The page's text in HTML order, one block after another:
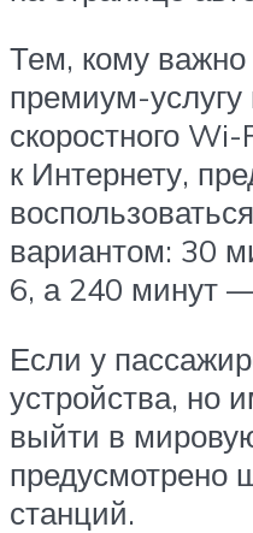
Тем, кому важно
премиум-услугу
скоростного
к Интернету,
вариантом: 30
6, а 240 минут
Если у
устройства, но
выйти в
предусмотрено
станций.